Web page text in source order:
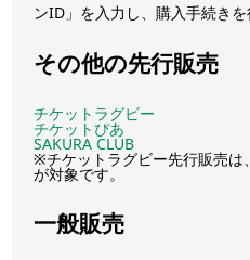
ンID」を入力し、購入手続きを
その他の先行販売
チケットラグビー
チケットぴあ
SAKURA CLUB
※チケットラグビー先行販売は
が対象です。
一般販売